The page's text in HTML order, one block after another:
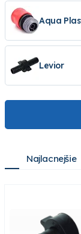
Aqua
Levior
Najlacnejšie